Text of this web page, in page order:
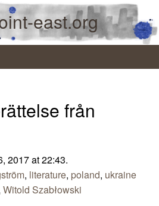
east.org
från
2017 at 22:43.
, literature, poland, ukraine
Witold Szabłowski